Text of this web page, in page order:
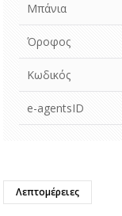
Μπάνια
Όροφος
Κωδικός
e-agentsID
Λεπτομέρειες